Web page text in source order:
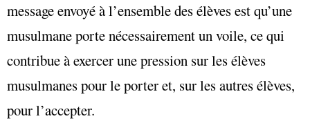
message envoyé à l’ensemble des élèves est qu’une
musulmane porte nécessairement un voile, ce qui
contribue à exercer une pression sur les élèves
musulmanes pour le porter et, sur les autres élèves,
pour l’accepter.